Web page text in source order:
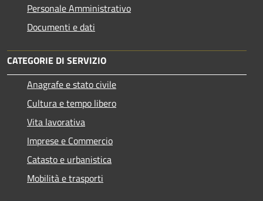
Personale Amministrativo
Documenti e dati
CATEGORIE DI SERVIZIO
Anagrafe e stato civile
Cultura e tempo libero
Vita lavorativa
Imprese e Commercio
Catasto e urbanistica
Mobilità e trasporti